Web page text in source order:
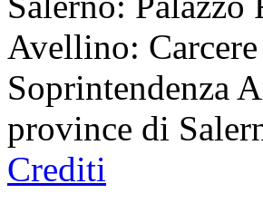
Avellino:
Soprintendenza
province di
Crediti